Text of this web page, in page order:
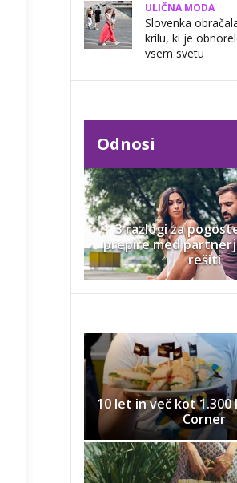
ULIČNA MODA
Slovenka
krilu, ki je
vsem svetu
Odnosi
3 razlogi za
prepire med
rešiti
10 let in več kot 1.300
Corner